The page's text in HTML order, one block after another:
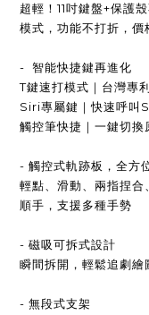
超輕！11吋鍵盤+保護
模式，功能不打折，價
- 智能快捷鍵再進化
T鍵速打模式｜台灣專
Siri專屬鍵｜快速呼
觸控筆快捷｜一鍵切
- 觸控式軌跡板，全方
輕點、滑動、兩指捏
順手，支援多種手勢
- 磁吸可拆式設計
瞬間拆開，輕鬆追劇
- 無段式支架